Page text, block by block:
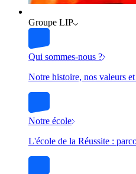
Groupe LIP
Qui sommes-nous ?
Notre histoire, nos valeurs
Notre école
L'école de la Réussite :